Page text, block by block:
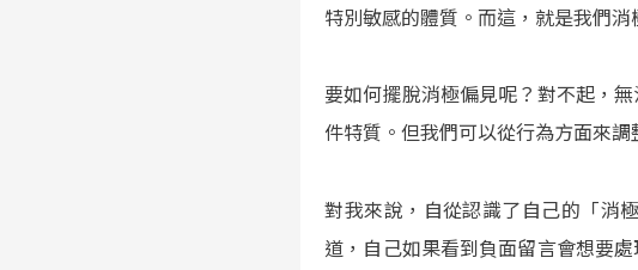
特別敏感的體質。而這，就是我們消
要如何擺脫消極偏見呢？對不起，
件特質。但我們可以從行為方面來
對我來說，自從認識了自己的「消
道，自己如果看到負面留言會想要